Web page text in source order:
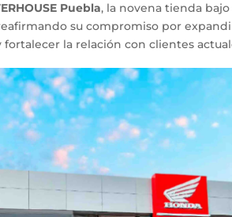
Puebla, la novena tienda bajo
su compromiso por
la relación con clientes